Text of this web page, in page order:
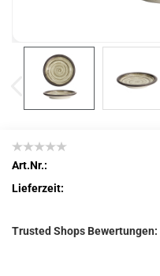
Art.Nr.:
Lieferzeit:
Trusted Shops Bewertungen: